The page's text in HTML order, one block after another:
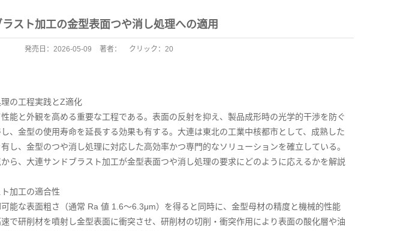
スト加工の金型表面つや消し処理への適用
発売日： 2026-05-09 著者： クリック： 20
の工程実践とZ適化
能と外観を高める重要な工程である。表面の反射を抑え、製品成形時の光学的干渉を防ぐ
、金型の使用寿命を延長する効果も有する。大連は東北の工業中核都市として、成熟した
し、金型のつや消し処理に対応した高効率かつ専門的なソリューションを確立している。
ら、大連サンドブラスト加工が金型表面つや消し処理の要求にどのように応えるかを解説
加工の適合性
能な表面粗さ（通常 Ra 値 1.6～6.3μm）を得ると同時に、金型母材の精度と機械的性能
で研削材を噴射し金型表面に衝突させ、研削材の切削・衝突作用により表面の酸化層や油